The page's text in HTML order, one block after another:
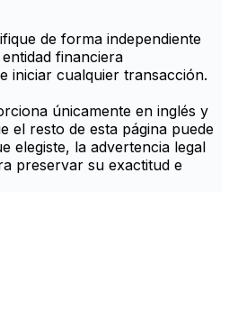
de forma independiente
financiera
iniciar cualquier transacción.
únicamente en inglés y
el resto de esta página puede
elegiste, la advertencia legal
preservar su exactitud e